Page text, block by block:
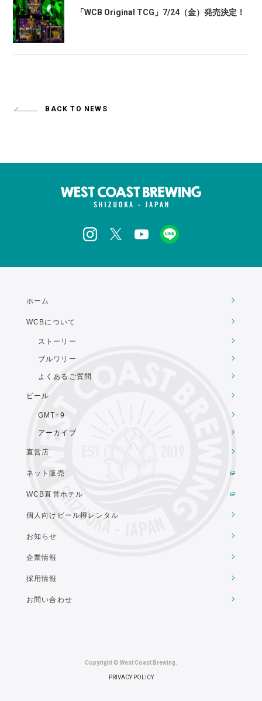
「WCB Original TCG」7/24（金）発売決定！
BACK TO NEWS
ホーム
WCBについて
ストーリー
ブルワリー
よくあるご質問
ビール
GMT+9
アーカイブ
直営店
ネット販売
WCB直営ホテル
個人向けビール樽レンタル
お知らせ
企業情報
採用情報
お問い合わせ
Copyright © West Coast Brewing.
PRIVACY POLICY